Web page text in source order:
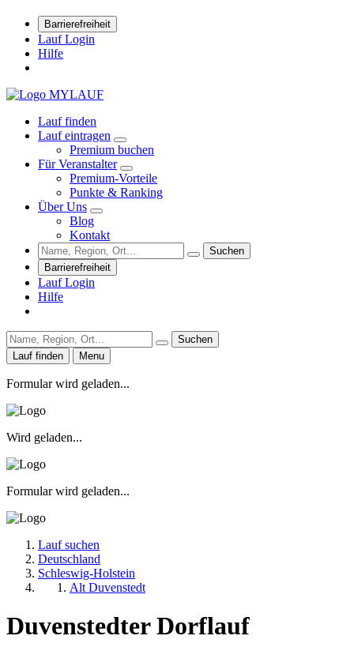
Barrierefreiheit
Lauf Login
Hilfe
Lauf finden
Lauf eintragen
Premium buchen
Für Veranstalter
Premium-Vorteile
Punkte & Ranking
Über Uns
Blog
Kontakt
Suchen
Barrierefreiheit
Lauf Login
Hilfe
Suchen
Lauf finden
Menu
Formular wird geladen...
Wird geladen...
Formular wird geladen...
Lauf suchen
Deutschland
Schleswig-Holstein
Alt Duvenstedt
Duvenstedter Dorflauf